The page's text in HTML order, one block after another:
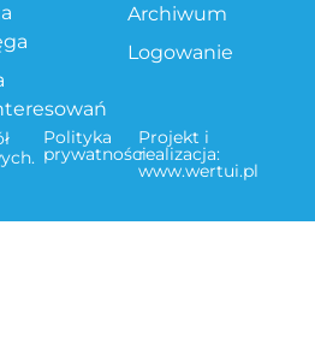
Archiwum
Logowanie
Polityka
prywatności
Projekt i
realizacja:
www.wertui.pl